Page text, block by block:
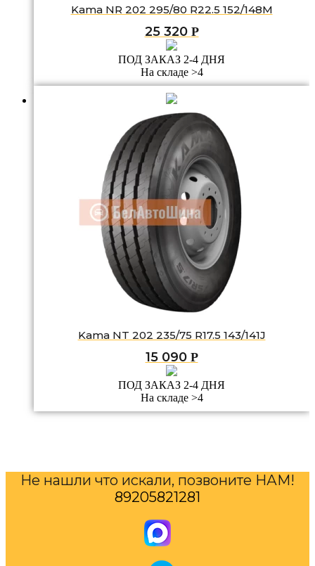
Kama NR 202 295/80 R22.5 152/148M
25 320 Р
ПОД ЗАКАЗ 2-4 ДНЯ
На складе >4
Kama NT 202 235/75 R17.5 143/141J
15 090 Р
ПОД ЗАКАЗ 2-4 ДНЯ
На складе >4
Не нашли что искали, позвоните НАМ!
89205821281